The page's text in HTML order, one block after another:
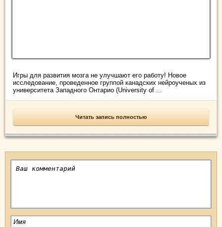
Игры для развития мозга не улучшают его работу! Новое
исследование, проведенное группой канадских нейроученых из
университета Западного Онтарио (University of ...
Читать запись полностью